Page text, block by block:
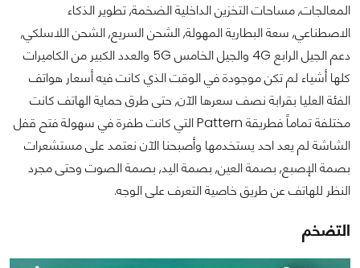
المعالجات, مساحات التخزين الداخلية الضخمة, تطوير الذكاء
الاصطناعي, سعة البطارية المهولة, الشحن السريع, الشحن اللاسلكي,
دعم الجيل الرابع 4G والجيل الخامس 5G والعدد الكبير من الكاميرات
كلها أشياء لم تكن موجودة في الوقت الذي كانت فيه أسعار هواتف
الفئة العليا بقرابة نصف سعرها الآن, حتى طرق حماية الهاتف كانت
مختلفة تماماً فطريقة Pattern التي كانت طفرة في سهولة فتح قفل
الشاشة لم يعد احد يستخدمها وأصبحنا الآن نعتمد على مستشعرات
بصمة الإصبع, بصمة العين, بصمة اليد, بصمة الصوت وحتى مجرد
النظر للهاتف عن طريق خاصية التعرف على الوجه.
التضخم